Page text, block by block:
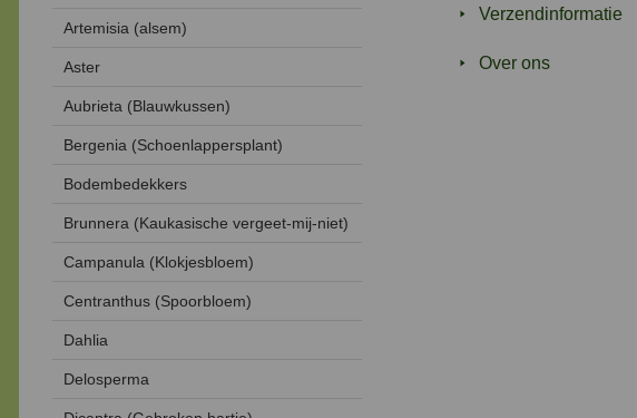
Verzendinformatie
Over ons
Artemisia (alsem)
Aster
Aubrieta (Blauwkussen)
Bergenia (Schoenlappersplant)
Bodembedekkers
Brunnera (Kaukasische vergeet-mij-niet)
Campanula (Klokjesbloem)
Centranthus (Spoorbloem)
Dahlia
Delosperma